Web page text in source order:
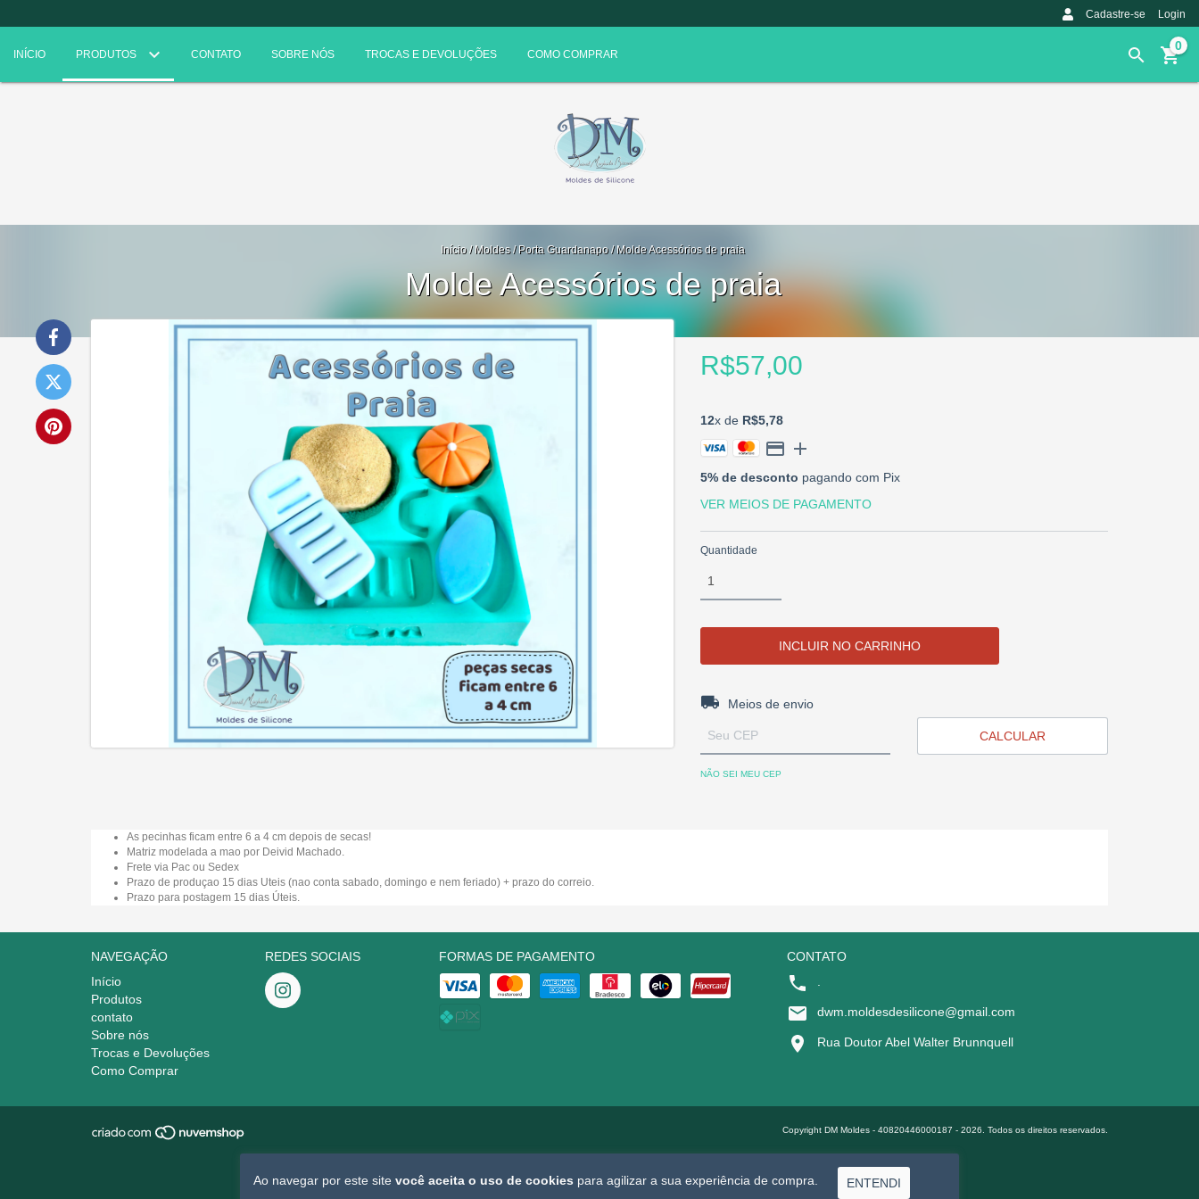
Cadastre-se Login
INÍCIO PRODUTOS CONTATO SOBRE NÓS TROCAS E DEVOLUÇÕES COMO COMPRAR
0
Ao navegar por este site você aceita o uso de cookies para agilizar a sua experiência de compra. ENTENDI
Início / Moldes / Porta Guardanapo / Molde Acessórios de praia
Molde Acessórios de praia
R$57,00
12x de R$5,78
5% de desconto pagando com Pix
VER MEIOS DE PAGAMENTO
Quantidade
Entregas para o CEP:
Meios de envio
CALCULAR
NÃO SEI MEU CEP
As pecinhas ficam entre 6 a 4 cm depois de secas!
Matriz modelada a mao por Deivid Machado.
Frete via Pac ou Sedex
Prazo de produçao 15 dias Uteis (nao conta sabado, domingo e nem feriado) + prazo do correio.
Prazo para postagem 15 dias Úteis.
NAVEGAÇÃO
Início
Produtos
contato
Sobre nós
Trocas e Devoluções
Como Comprar
REDES SOCIAIS FORMAS DE PAGAMENTO
CONTATO
dwm.moldesdesilicone@gmail.com
Rua Doutor Abel Walter Brunnquell
Copyright DM Moldes - 40820446000187 - 2026. Todos os direitos reservados.